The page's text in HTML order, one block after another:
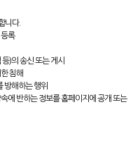
니다.
록
)의 송신 또는 게시
침해
방해하는 행위
에 반하는 정보를 홈페이지에 공개 또는